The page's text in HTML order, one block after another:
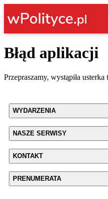
Błąd aplikacji
Przepraszamy, wystąpiła
WYDARZENIA
NASZE SERWISY
KONTAKT
PRENUMERATA